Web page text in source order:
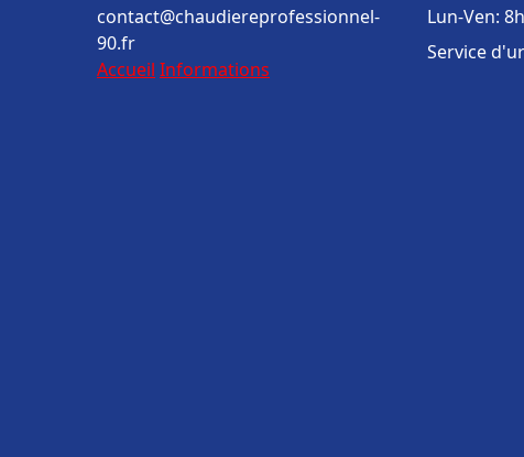
contact@chaudiereprofessionnel-
90.fr
Accueil Informations
Lun-Ven:
Service